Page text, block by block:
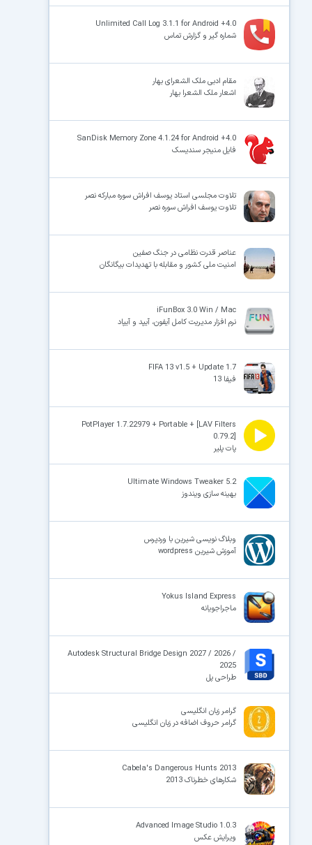
Unlimited Call Log 3.1.1 for Android +4.0
شماره گیر و گزارش تماس
مقام ادبی ملک الشعرای بهار
اشعار ملک الشعرا بهار
SanDisk Memory Zone 4.1.24 for Android +4.0
فایل منیجر سندیسک
تلاوت مجلسی استاد یوسف افراش سوره مبارکه نصر
تلاوت یوسف افراش سوره نصر
عناصر قدرت نظامی در جنگ صفین
امنیت ملی کشور و مقابله با تهدیدات بیگانگان
iFunBox 3.0 Win / Mac
نرم افزار مدیریت کامل آیفون، آیپد و آیپاد
FIFA 13 v1.5 + Update 1.7
فیفا 13
PotPlayer 1.7.22979 + Portable + [LAV Filters
0.79.2]
پات پلیر
Ultimate Windows Tweaker 5.2
بهینه سازی ویندوز
وبلاگ نویسی شیرین با وردپرس
آموزش شیرین wordpress
Yokus Island Express
ماجراجویانه
Autodesk Structural Bridge Design 2027 / 2026 /
2025
طراحی پل‌
گرامر زبان انگلیسی
گرامر حروف اضافه در زبان انگلیسی
Cabela's Dangerous Hunts 2013
شکارهای خطرناک 2013
Advanced Image Studio 1.0.3
ویرایش عکس